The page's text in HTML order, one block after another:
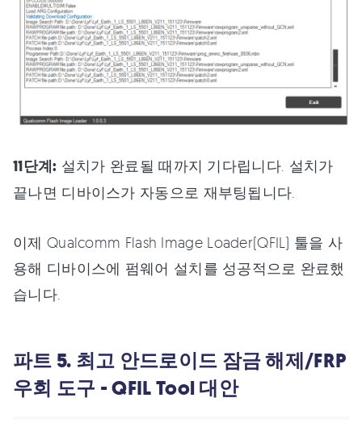
11단계: 설치가 완료될 때까지 기다립니다. 설치가
끝나면 디바이스가 자동으로 재부팅됩니다.
이제 Qualcomm Flash Image Loader(QFIL) 툴을 사
용해 디바이스에 펌웨어 설치를 성공적으로 완료했
습니다.
파트 5. 최고 안드로이드 잠금 해제/FRP
우회 도구 - QFIL Tool 대안